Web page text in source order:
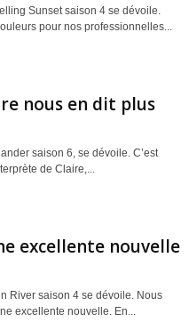
Sunset saison 4 se dévoile.
pour nos professionnelles...
nous en dit plus
saison 6, se dévoile. C’est
de Claire,...
excellente nouvelle
River saison 4 se dévoile. Nous
excellente nouvelle. En...